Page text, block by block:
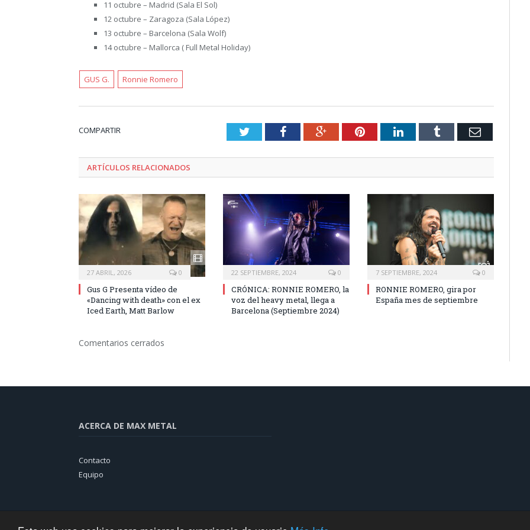
11 octubre – Madrid (Sala El Sol)
12 octubre – Zaragoza (Sala López)
13 octubre – Barcelona (Sala Wolf)
14 octubre – Mallorca ( Full Metal Holiday)
GUS G. Ronnie Romero
COMPARTIR TwitterFacebookGoogle+PinterestLinkedInTumblr Email
ARTÍCULOS RELACIONADOS
27 ABRIL, 2026 0
Gus G Presenta vídeo de
«Dancing with death» con el ex
Iced Earth, Matt Barlow
22 SEPTIEMBRE, 2024 0
CRÓNICA: RONNIE ROMERO, la
voz del heavy metal, llega a
Barcelona (Septiembre 2024)
7 SEPTIEMBRE, 2024 0
RONNIE ROMERO, gira por
España mes de septiembre
Comentarios cerrados
ACERCA DE MAX METAL
Contacto
Equipo